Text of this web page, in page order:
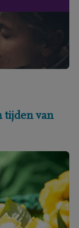
tijden van